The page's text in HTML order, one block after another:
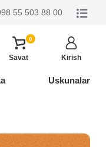
55 503 88 00
0
Savat Kirish
Uskunalar